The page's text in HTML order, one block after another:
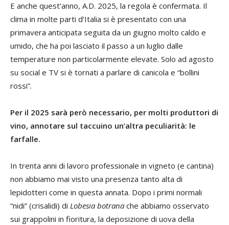
E anche quest’anno, A.D. 2025, la regola è confermata. Il
clima in molte parti d’Italia si è presentato con una
primavera anticipata seguita da un giugno molto caldo e
umido, che ha poi lasciato il passo a un luglio dalle
temperature non particolarmente elevate. Solo ad agosto
su social e TV si è tornati a parlare di canicola e “bollini
rossi”.
Per il 2025 sarà però necessario, per molti produttori di
vino, annotare sul taccuino un’altra peculiarità: le
farfalle.
In trenta anni di lavoro professionale in vigneto (e cantina)
non abbiamo mai visto una presenza tanto alta di
lepidotteri come in questa annata. Dopo i primi normali
“nidi” (crisalidi) di Lobesia botrana che abbiamo osservato
sui grappolini in fioritura, la deposizione di uova della